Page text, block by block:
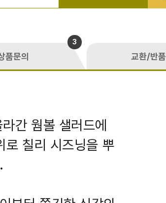
품문의
3
교환/반품
간 웜볼 샐러드에
로 칠리 시즈닝을 뿌